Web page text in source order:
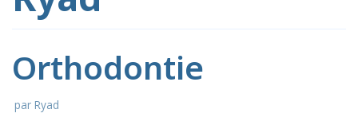
Orthodontie
par Ryad